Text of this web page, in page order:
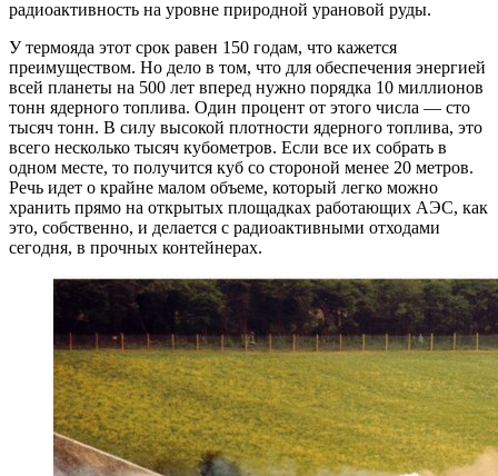
радиоактивность на уровне природной урановой руды.
У термояда этот срок равен 150 годам, что кажется
преимуществом. Но дело в том, что для обеспечения энергией
всей планеты на 500 лет вперед нужно порядка 10 миллионов
тонн ядерного топлива. Один процент от этого числа — сто
тысяч тонн. В силу высокой плотности ядерного топлива, это
всего несколько тысяч кубометров. Если все их собрать в
одном месте, то получится куб со стороной менее 20 метров.
Речь идет о крайне малом объеме, который легко можно
хранить прямо на открытых площадках работающих АЭС, как
это, собственно, и делается с радиоактивными отходами
сегодня, в прочных контейнерах.